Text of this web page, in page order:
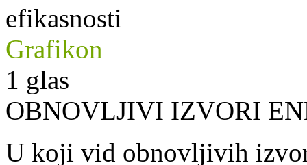
efikasnosti
Grafikon
1 glas
OBNOVLJIVI IZVORI
U koji vid obnovljivih